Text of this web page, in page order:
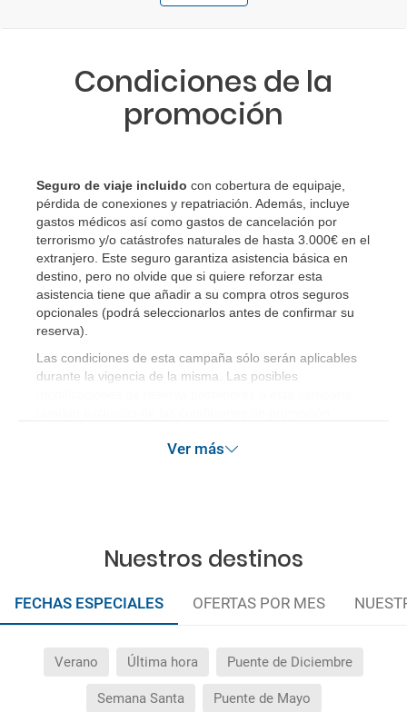
Condiciones de la
promoción
Seguro de viaje incluido con cobertura de equipaje,
pérdida de conexiones y repatriación. Además, incluye
gastos médicos así como gastos de cancelación por
terrorismo y/o catástrofes naturales de hasta 3.000€ en el
extranjero. Este seguro garantiza asistencia básica en
destino, pero no olvide que si quiere reforzar esta
asistencia tiene que añadir a su compra otros seguros
opcionales (podrá seleccionarlos antes de confirmar su
reserva)
Las condiciones de esta campaña sólo serán aplicables
durante la vigencia de la misma. Las posibles
Ver más
Nuestros destinos
FECHAS ESPECIALES OFERTAS POR MES
Verano Última hora Puente de Diciembre
Semana Santa Puente de Mayo